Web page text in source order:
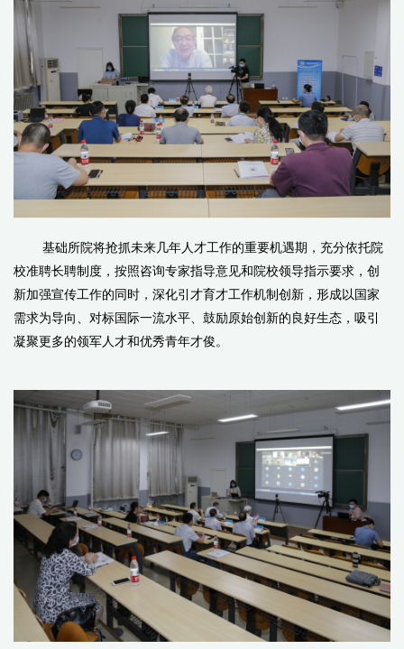
基础所院将抢抓未来几年人才工作的重要机遇期，充分依托院
校准聘长聘制度，按照咨询专家指导意见和院校领导指示要求，创
新加强宣传工作的同时，深化引才育才工作机制创新，形成以国家
需求为导向、对标国际一流水平、鼓励原始创新的良好生态，吸引
凝聚更多的领军人才和优秀青年才俊。